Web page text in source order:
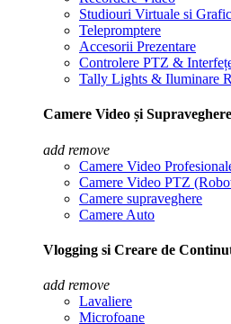
Studiouri Virtuale si
Telepromptere
Accesorii Prezentare
Controlere PTZ &
Tally Lights & Iluminare
Camere Video și Supraveghere
add remove
Camere Video
Camere Video PTZ
Camere supraveghere
Camere Auto
Vlogging si Creare de
add remove
Lavaliere
Microfoane